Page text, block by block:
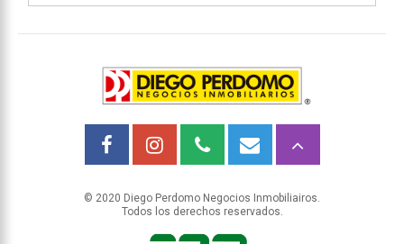
© 2020 Diego Perdomo Negocios Inmobiliairos.
Todos los derechos reservados.